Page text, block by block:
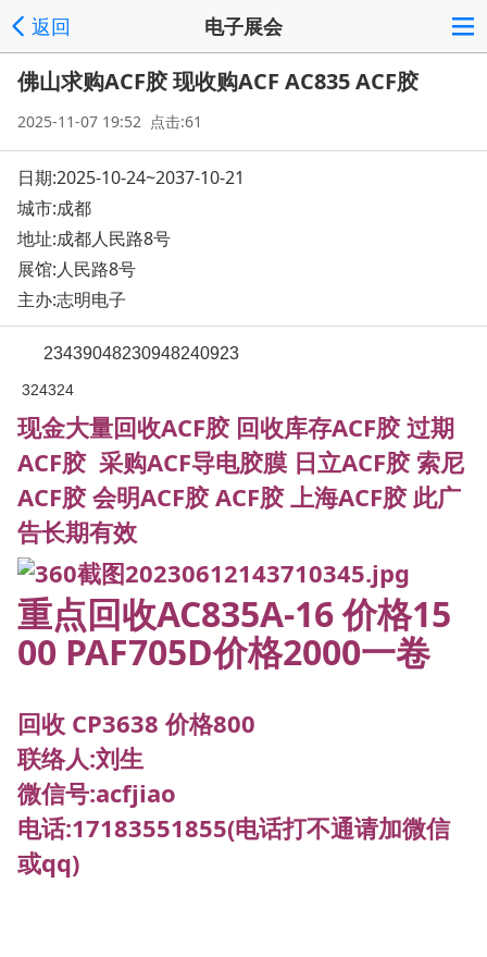
返回 电子展会
佛山求购ACF胶 现收购ACF AC835 ACF胶
2025-11-07 19:52 点击:61
日期:2025-10-24~2037-10-21
城市:成都
地址:成都人民路8号
展馆:人民路8号
主办:志明电子
23439048230948240923
324324
现金大量回收ACF胶 回收库存ACF胶 过期
ACF胶 采购ACF导电胶膜 日立ACF胶 索尼
ACF胶 会明ACF胶 ACF胶 上海ACF胶 此广
告长期有效
重点回收AC835A-16 价格15
00 PAF705D价格2000一卷
回收 CP3638 价格800
联络人:刘生
微信号:acfjiao
电话:17183551855(电话打不通请加微信
或qq)